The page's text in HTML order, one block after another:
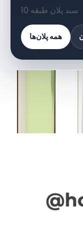
10 سند پلان طبقه
همه پلان‌ها
اسناد پلان طبقه